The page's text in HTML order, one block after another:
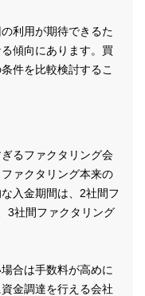
利用が期待できるた
傾向にあります。買
件を比較検討するこ
るファクタリング会
ァクタリング本来の
入金期間は、2社間フ
3社間ファクタリング
合は手数料が高めに
金調達を行える会社